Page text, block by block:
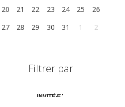
20
21 22 23 24 25
26
27
28 29 30 31 1 2
Filtrer par